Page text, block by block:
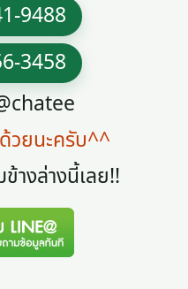
9488
3458
วยนะครับ^^
างล่างนี้เลย!!